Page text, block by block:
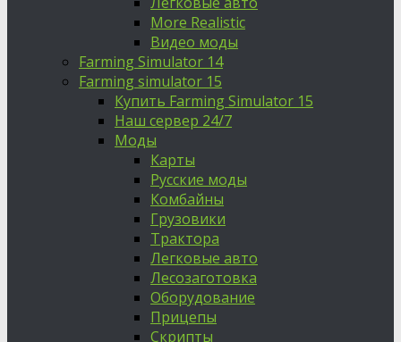
More Realistic
Видео моды
Farming Simulator 14
Farming simulator 15
Купить Farming Simulator 15
Наш сервер 24/7
Моды
Карты
Русские моды
Комбайны
Грузовики
Трактора
Легковые авто
Лесозаготовка
Оборудование
Прицепы
Скрипты